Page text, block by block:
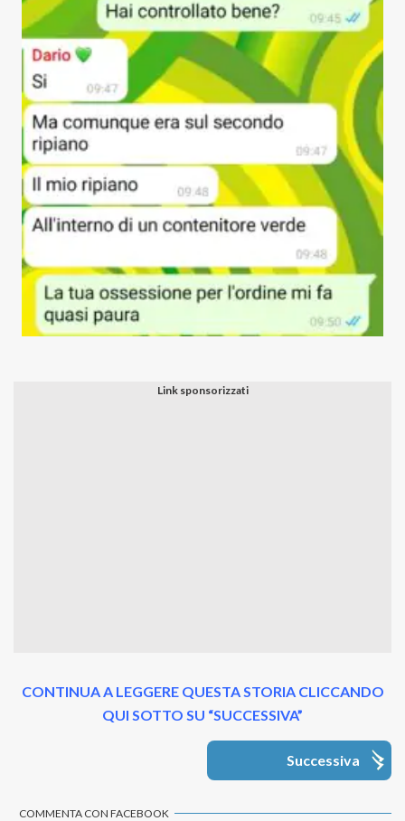
CONTINUA A LEGGERE QUESTA STORIA CLICCANDO
QUI SOTTO SU “SUCCESSIVA”
Successiva
COMMENTA CON FACEBOOK